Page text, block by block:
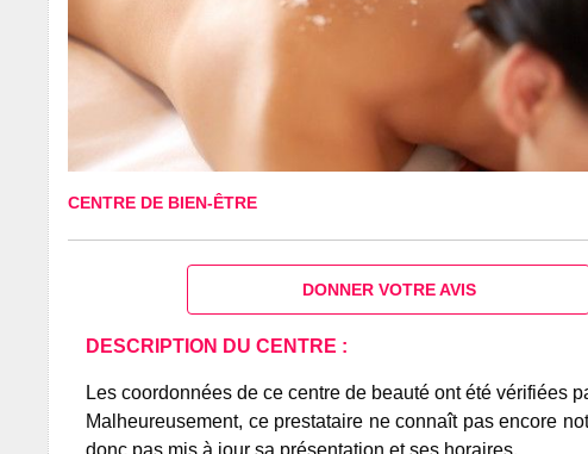
CENTRE DE BIEN-ÊTRE
DONNER VOTRE AVIS
DESCRIPTION DU CENTRE :
Les coordonnées de ce centre de beauté ont été vérifiées
Malheureusement, ce prestataire ne connaît pas encore
donc pas mis à jour sa présentation et ses horaires.